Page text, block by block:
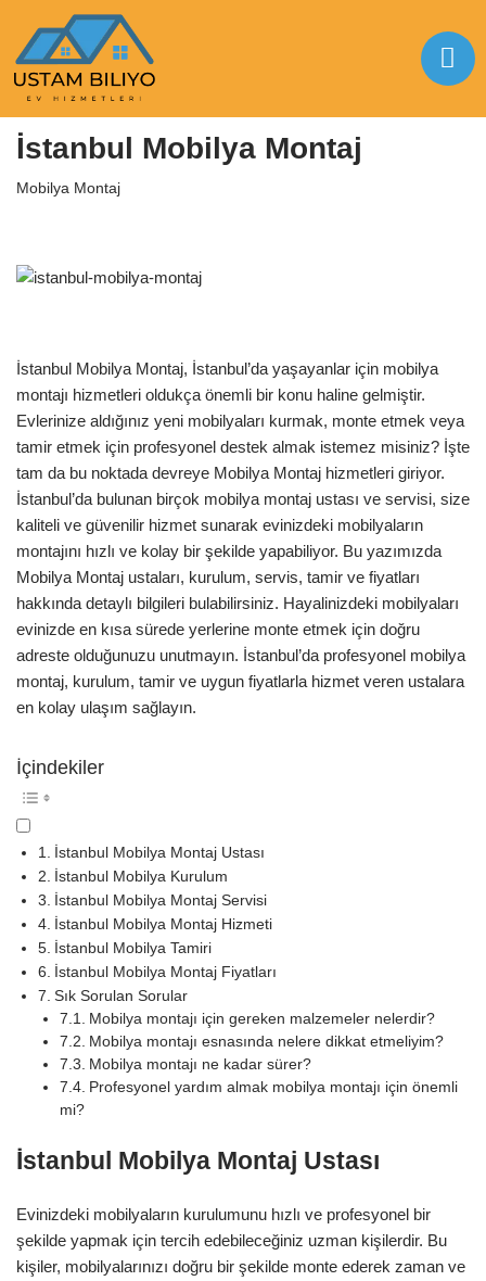
İçeriğe
geç
Anasayfa|Mobilya Montaj
İstanbul Mobilya Montaj
Mobilya Montaj
İstanbul Mobilya Montaj, İstanbul’da yaşayanlar için mobilya
montajı hizmetleri oldukça önemli bir konu haline gelmiştir.
Evlerinize aldığınız yeni mobilyaları kurmak, monte etmek veya
tamir etmek için profesyonel destek almak istemez misiniz? İşte
tam da bu noktada devreye Mobilya Montaj hizmetleri giriyor.
İstanbul’da bulunan birçok mobilya montaj ustası ve servisi, size
kaliteli ve güvenilir hizmet sunarak evinizdeki mobilyaların
montajını hızlı ve kolay bir şekilde yapabiliyor. Bu yazımızda
Mobilya Montaj ustaları, kurulum, servis, tamir ve fiyatları
hakkında detaylı bilgileri bulabilirsiniz. Hayalinizdeki mobilyaları
evinizde en kısa sürede yerlerine monte etmek için doğru
adreste olduğunuzu unutmayın. İstanbul’da profesyonel mobilya
montaj, kurulum, tamir ve uygun fiyatlarla hizmet veren ustalara
en kolay ulaşım sağlayın.
İçindekiler
İstanbul Mobilya Montaj Ustası
İstanbul Mobilya Kurulum
İstanbul Mobilya Montaj Servisi
İstanbul Mobilya Montaj Hizmeti
İstanbul Mobilya Tamiri
İstanbul Mobilya Montaj Fiyatları
Sık Sorulan Sorular
Mobilya montajı için gereken malzemeler nelerdir?
Mobilya montajı esnasında nelere dikkat etmeliyim?
Mobilya montajı ne kadar sürer?
Profesyonel yardım almak mobilya montajı için önemli
mi?
İstanbul Mobilya Montaj Ustası
Evinizdeki mobilyaların kurulumunu hızlı ve profesyonel bir
şekilde yapmak için tercih edebileceğiniz uzman kişilerdir. Bu
kişiler, mobilyalarınızı doğru bir şekilde monte ederek zaman ve